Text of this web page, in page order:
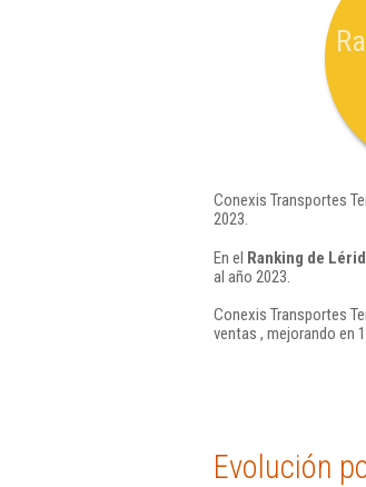
Conexis Transportes
2023.
En el Ranking de
al año 2023.
Conexis Transportes
ventas , mejorando en
Evolución